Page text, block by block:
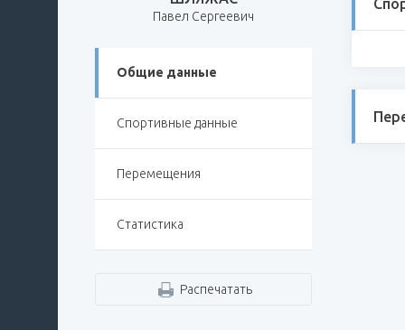
Павел Сергеевич
Общие данные
Спортивные данные
Перемещения
Статистика
Распечатать